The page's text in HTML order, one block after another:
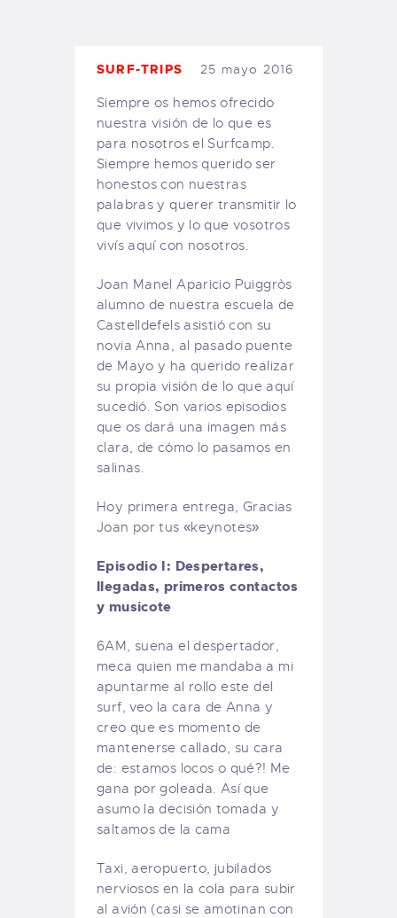
PEDIDOS
SURF-TRIPS 25 mayo 2016
Siempre os hemos ofrecido
nuestra visión de lo que es
para nosotros el Surfcamp.
Siempre hemos querido ser
honestos con nuestras
palabras y querer transmitir lo
que vivimos y lo que vosotros
vivís aquí con nosotros.
Joan Manel Aparicio Puiggròs
alumno de nuestra escuela de
Castelldefels asistió con su
novia Anna, al pasado puente
de Mayo y ha querido realizar
su propia visión de lo que aquí
sucedió. Son varios episodios
que os dará una imagen más
clara, de cómo lo pasamos en
salinas.
Hoy primera entrega, Gracias
Joan por tus «keynotes»
Episodio I: Despertares,
llegadas, primeros contactos
y musicote
6AM, suena el despertador,
meca quien me mandaba a mi
apuntarme al rollo este del
surf, veo la cara de Anna y
creo que es momento de
mantenerse callado, su cara
de: estamos locos o qué?! Me
gana por goleada. Así que
asumo la decisión tomada y
saltamos de la cama
Taxi, aeropuerto, jubilados
nerviosos en la cola para subir
al avión (casi se amotinan con